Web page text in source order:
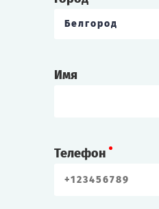
Белгород
Имя
Телефон